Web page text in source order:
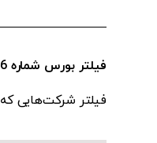
فیلتر بورس شماره 556
فیلتر شرکت‌هایی که EPS بالای 500 تومان دارند